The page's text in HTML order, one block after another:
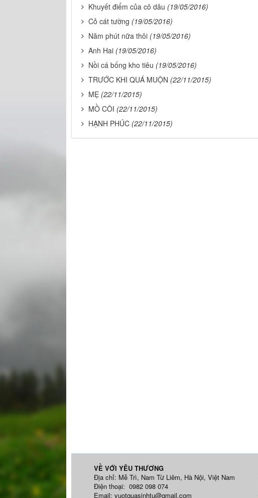
Khuyết điểm của cô dâu (19/05/2016)
Cỏ cát tường (19/05/2016)
Năm phút nữa thôi (19/05/2016)
Anh Hai (19/05/2016)
Nồi cá bống kho tiêu (19/05/2016)
TRƯỚC KHI QUÁ MUỘN (22/11/2015)
MẸ (22/11/2015)
MỒ CÔI (22/11/2015)
HẠNH PHÚC (22/11/2015)
VỀ VỚI YÊU THƯƠNG
Địa chỉ: Mễ Trì, Nam Từ Liêm, Hà Nội, Việt Nam
Điện thoại: 0982 098 074
Email: vuotquasinhtu@gmail.com